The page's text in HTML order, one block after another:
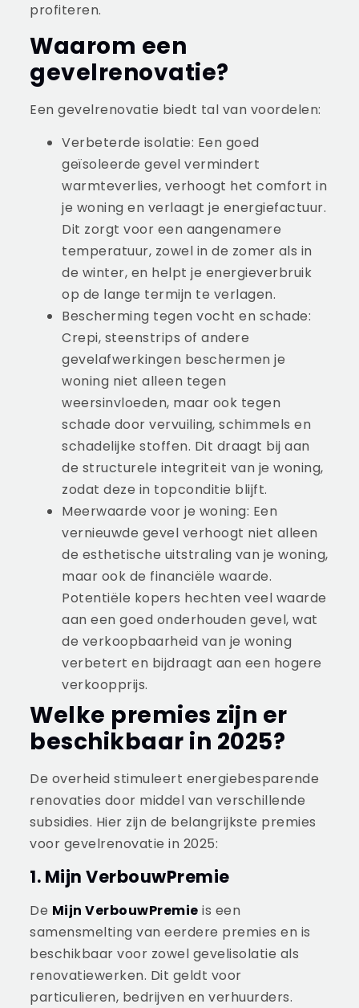
profiteren.
Waarom een
gevelrenovatie?
Een gevelrenovatie biedt tal van voordelen:
Verbeterde isolatie: Een goed
geïsoleerde gevel vermindert
warmteverlies, verhoogt het comfort in
je woning en verlaagt je energiefactuur.
Dit zorgt voor een aangenamere
temperatuur, zowel in de zomer als in
de winter, en helpt je energieverbruik
op de lange termijn te verlagen.
Bescherming tegen vocht en schade:
Crepi, steenstrips of andere
gevelafwerkingen beschermen je
woning niet alleen tegen
weersinvloeden, maar ook tegen
schade door vervuiling, schimmels en
schadelijke stoffen. Dit draagt bij aan
de structurele integriteit van je woning,
zodat deze in topconditie blijft.
Meerwaarde voor je woning: Een
vernieuwde gevel verhoogt niet alleen
de esthetische uitstraling van je woning,
maar ook de financiële waarde.
Potentiële kopers hechten veel waarde
aan een goed onderhouden gevel, wat
de verkoopbaarheid van je woning
verbetert en bijdraagt aan een hogere
verkoopprijs.
Welke premies zijn er
beschikbaar in 2025?
De overheid stimuleert energiebesparende
renovaties door middel van verschillende
subsidies. Hier zijn de belangrijkste premies
voor gevelrenovatie in 2025:
1. Mijn VerbouwPremie
De Mijn VerbouwPremie is een
samensmelting van eerdere premies en is
beschikbaar voor zowel gevelisolatie als
renovatiewerken. Dit geldt voor
particulieren, bedrijven en verhuurders.